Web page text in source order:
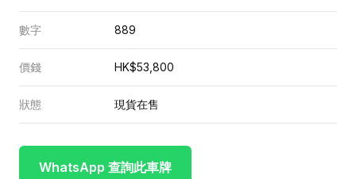
數字 889
價錢 HK$53,800
狀態 現貨在售
WhatsApp 查詢此車牌